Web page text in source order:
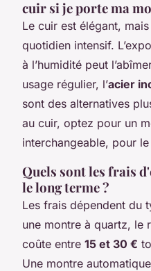
cuir si je porte ma
Le cuir est élégant,
quotidien intensif.
à l’humidité peut
usage régulier, l’acier
sont des alternatives
au cuir, optez pour un
interchangeable, pour
Quels sont les frais
le long terme ?
Les frais dépendent du
une montre à quartz, le
coûte entre 15 et 30 €
Une montre